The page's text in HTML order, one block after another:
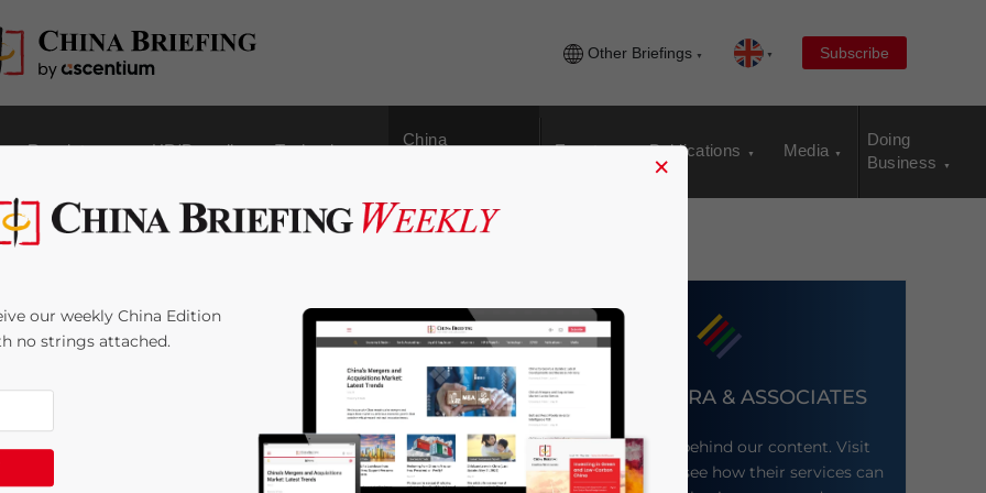
Other Briefings Subscribe
Regulatory HR/Payroll Technology
China
Events Publications Media
Doing
Business
eines
DEZAN SHIRA & ASSOCIATES
Meet the firm behind our content. Visit
their website to see how their services can
×
our weekly China Edition
no strings attached.